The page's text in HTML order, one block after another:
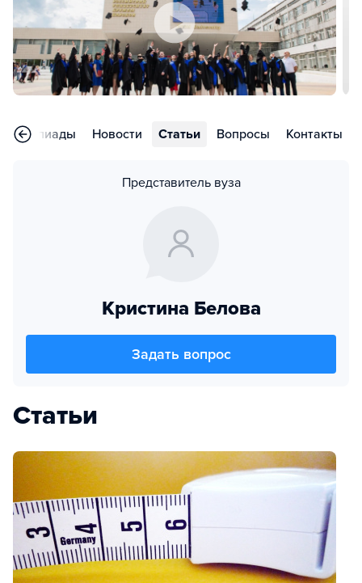
Олимпиады Новости Статьи Вопросы Контакты
Представитель вуза
Кристина Белова
Задать вопрос
Статьи